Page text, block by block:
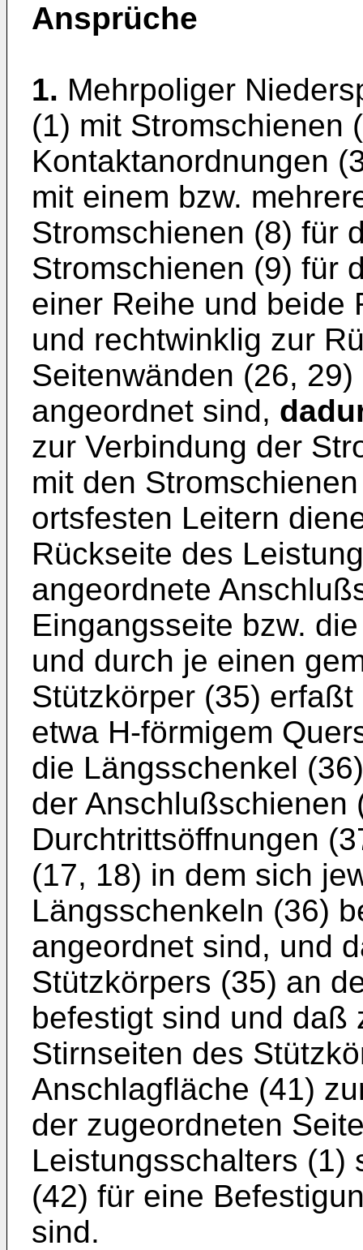
Ansprüche
1. Mehrpoliger
(1) mit Stromschienen
Kontaktanordnungen
mit einem bzw.
Stromschienen (8) für
Stromschienen (9) für
einer Reihe und beide
und rechtwinklig zur
Seitenwänden (26,
angeordnet sind,
zur Verbindung der
mit den
ortsfesten Leitern
Rückseite des
angeordnete
Eingangsseite bzw.
und durch je einen
Stützkörper (35)
etwa H-förmigem
die Längsschenkel
der Anschlußschienen
Durchtrittsöffnungen
(17, 18) in dem sich
Längsschenkeln (36)
angeordnet sind, und
Stützkörpers (35) an
befestigt sind und daß
Stirnseiten des
Anschlagfläche (41)
der zugeordneten
Leistungsschalters (1)
(42) für eine
sind.